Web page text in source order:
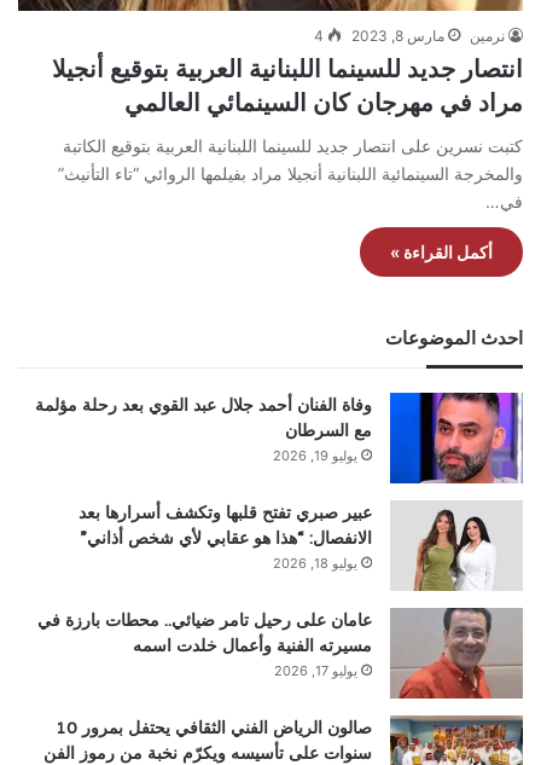
نرمين مارس 8, 2023 4
انتصار جديد للسينما اللبنانية العربية بتوقيع أنجيلا
مراد في مهرجان كان السينمائي العالمي
كتبت نسرين على انتصار جديد للسينما اللبنانية العربية بتوقيع الكاتبة
والمخرجة السينمائية اللبنانية أنجيلا مراد بفيلمها الروائي “تاء التأنيث”
في…
أكمل القراءة »
احدث الموضوعات
وفاة الفنان أحمد جلال عبد القوي بعد رحلة مؤلمة
مع السرطان
يوليو 19, 2026
عبير صبري تفتح قلبها وتكشف أسرارها بعد
الانفصال: “هذا هو عقابي لأي شخص أذاني”
يوليو 18, 2026
عامان على رحيل تامر ضيائي.. محطات بارزة في
مسيرته الفنية وأعمال خلدت اسمه
يوليو 17, 2026
صالون الرياض الفني الثقافي يحتفل بمرور 10
سنوات على تأسيسه ويكرّم نخبة من رموز الفن